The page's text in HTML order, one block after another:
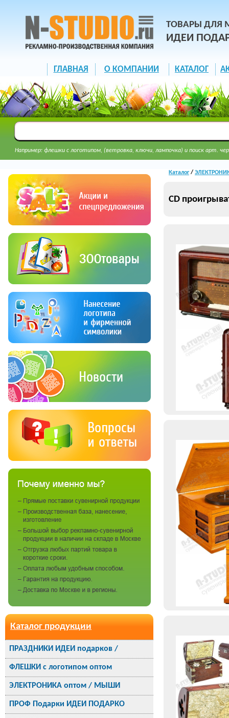
ТОВАРЫ ДЛЯ
ИДЕИ
ГЛАВНАЯ О КОМПАНИИ КАТАЛОГ
Например: флешки с логотипом, (ветровка, ключи, лампочка) и поиск арт.
Каталог продукции
ПРАЗДНИКИ ИДЕИ подарков /
ФЛЕШКИ с логотипом оптом
ЭЛЕКТРОНИКА оптом / МЫШИ
ПРОФ Подарки ИДЕИ ПОДАРКО
Каталог/
CD